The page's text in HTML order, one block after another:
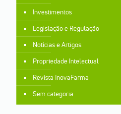
Investimentos
Legislação e Regulação
Notícias e Artigos
Propriedade Intelectual
Revista InovaFarma
Sem categoria